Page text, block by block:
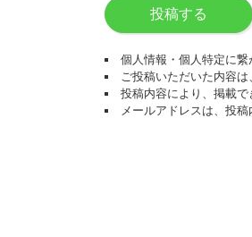
投稿する
個人情報・個人特定に繋
ご投稿いただいた内容
投稿内容により、掲載で
メールアドレスは、投